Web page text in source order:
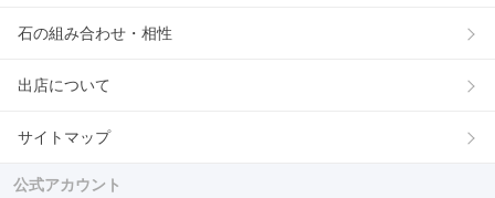
石の組み合わせ・相性
出店について
サイトマップ
公式アカウント